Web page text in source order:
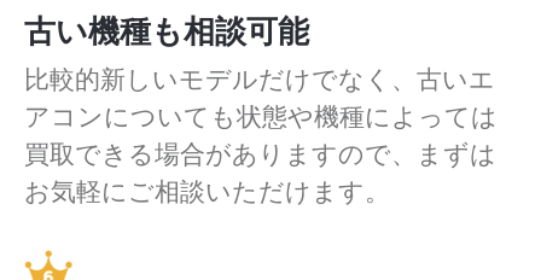
古い機種も相談可能
比較的新しいモデルだけでなく、古いエ
アコンについても状態や機種によっては
買取できる場合がありますので、まずは
お気軽にご相談いただけます。